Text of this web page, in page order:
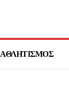
ΑΘΛΗΤΙΣΜΟΣ